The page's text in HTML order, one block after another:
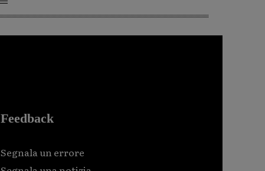
Feedback
Segnala un errore